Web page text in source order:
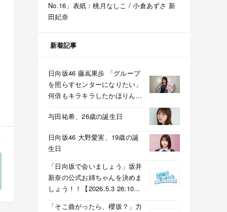
No.16」表紙：桃月なしこ / 小倉あずさ 新
田妃奈
新着記事
日向坂46 藤嶌果歩 「グループ
を照らすセンターになりたい」
何倍もキラキラしたかほりんが
与田祐希、26歳の誕生日
日向坂46 大野愛実、19歳の誕
生日
「日向坂で会いましょう」坂井
新奈の公式お姉ちゃんを決めま
しょう！！【2026.5.3 26:10〜
「そこ曲がったら、櫻坂？」力